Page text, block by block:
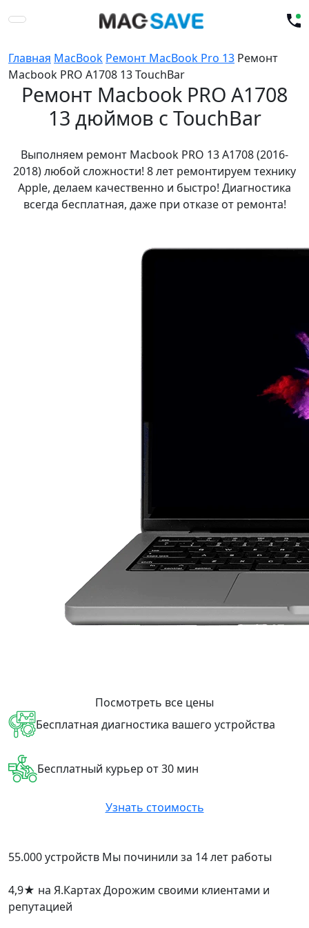
Главная MacBook Ремонт MacBook Pro 13 Ремонт
Macbook PRO A1708 13 TouchBar
Ремонт Macbook PRO A1708
13 дюймов с TouchBar
Выполняем ремонт Macbook PRO 13 A1708 (2016-
2018) любой сложности! 8 лет ремонтируем технику
Apple, делаем качественно и быстро! Диагностика
всегда бесплатная, даже при отказе от ремонта!
Посмотреть все цены
Бесплатная диагностика вашего устройства
Бесплатный курьер от 30 мин
Узнать стоимость
55.000 устройств Мы починили за 14 лет работы
4,9★ на Я.КартахДорожим своими клиентами и
репутацией